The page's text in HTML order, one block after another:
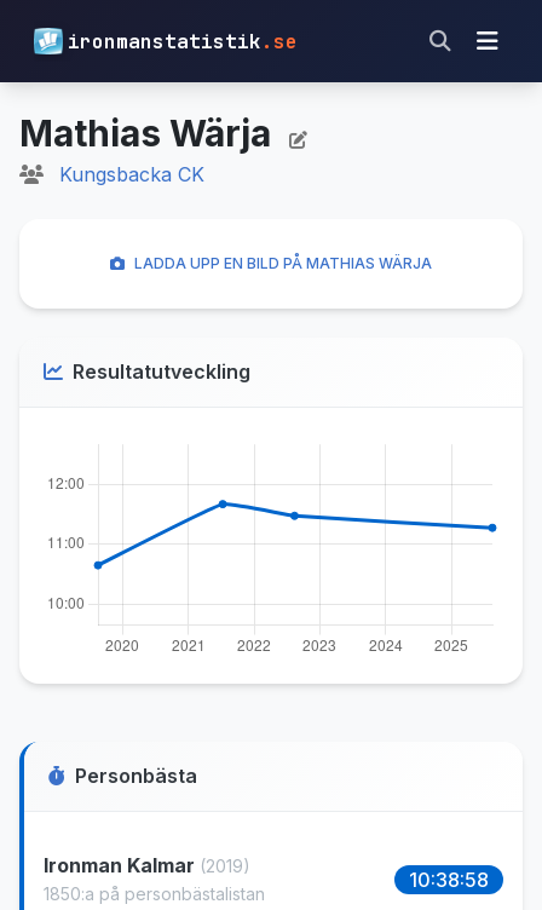
ironmanstatistik.se
Mathias Wärja
Kungsbacka CK
Personbästa
Ironman Kalmar (2019)
1850:a på personbästalistan
10:38:58
LADDA UPP EN BILD PÅ MATHIAS WÄRJA
Resultatutveckling